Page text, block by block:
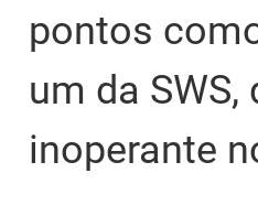
pontos
um da
inoperante